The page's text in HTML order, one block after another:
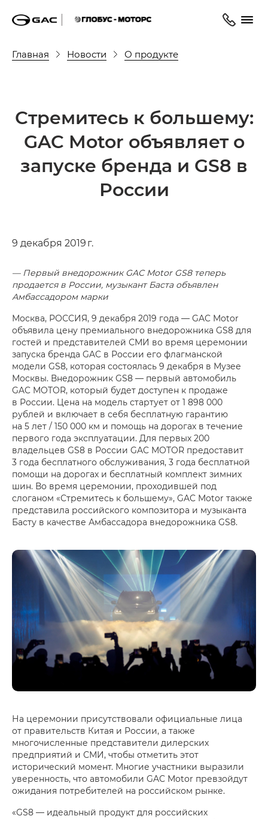
Главная Новости О продукте
Стремитесь к большему:
GAC Motor объявляет о
запуске бренда и GS8 в
России
9 декабря 2019 г.
— Первый внедорожник GAC Motor GS8 теперь
продается в России, музыкант Баста объявлен
Амбассадором марки
Москва, РОССИЯ, 9 декабря 2019 года — GAC Motor
объявила цену премиального внедорожника GS8 для
гостей и представителей СМИ во время церемонии
запуска бренда GAC в России его флагманской
модели GS8, которая состоялась 9 декабря в Музее
Москвы. Внедорожник GS8 — первый автомобиль
GAC MOTOR, который будет доступен к продаже
в России. Цена на модель стартует от 1 898 000
рублей и включает в себя бесплатную гарантию
на 5 лет / 150 000 км и помощь на дорогах в течение
первого года эксплуатации. Для первых 200
владельцев GS8 в России GAC MOTOR предоставит
3 года бесплатного обслуживания, 3 года бесплатной
помощи на дорогах и бесплатный комплект зимних
шин. Во время церемонии, проходившей под
слоганом «Стремитесь к большему», GAC Motor также
представила российского композитора и музыканта
Басту в качестве Амбассадора внедорожника GS8.
На церемонии присутствовали официальные лица
от правительств Китая и России, а также
многочисленные представители дилерских
предприятий и СМИ, чтобы отметить этот
исторический момент. Многие участники выразили
уверенность, что автомобили GAC Motor превзойдут
ожидания потребителей на российском рынке.
«GS8 — идеальный продукт для российских